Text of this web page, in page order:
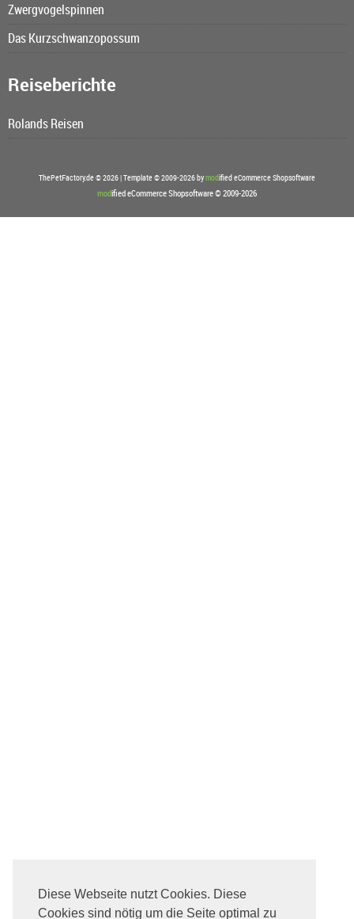
Diese Webseite nutzt Cookies. Diese
Cookies sind nötig um die Seite optimal zu
Zwergvogelspinnen
Das Kurzschwanzopossum
Reiseberichte
Rolands Reisen
ThePetFactory.de © 2026 | Template © 2009-2026 bymodified eCommerce Shopsoftware
modified eCommerce Shopsoftware © 2009-2026